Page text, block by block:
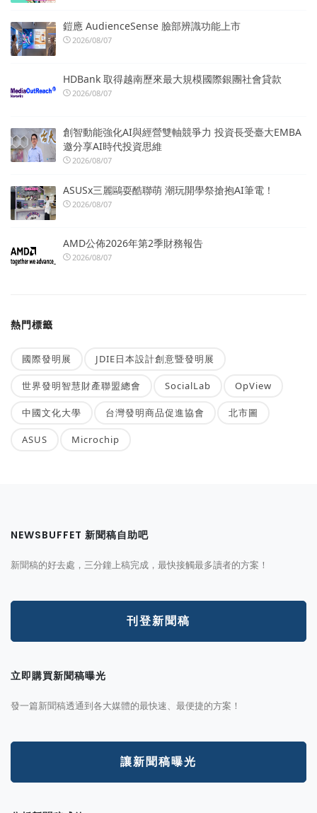
鎧應 AudienceSense 臉部辨識功能上市
2026/08/07
HDBank 取得越南歷來最大規模國際銀團社會貸款
2026/08/07
創智動能強化AI與經營雙軸競爭力 投資長受臺大EMBA
邀分享AI時代投資思維
2026/08/07
ASUSx三麗鷗耍酷聯萌 潮玩開學祭搶抱AI筆電！
2026/08/07
AMD公佈2026年第2季財務報告
2026/08/07
熱門標籤
國際發明展 JDIE日本設計創意暨發明展
世界發明智慧財產聯盟總會 SocialLab OpView
中國文化大學 台灣發明商品促進協會 北市圖
ASUS Microchip
NEWSBUFFET 新聞稿自助吧
新聞稿的好去處，三分鐘上稿完成，最快接觸最多讀者的方案！
刊登新聞稿
立即購買新聞稿曝光
發一篇新聞稿透通到各大媒體的最快速、最便捷的方案！
讓新聞稿曝光